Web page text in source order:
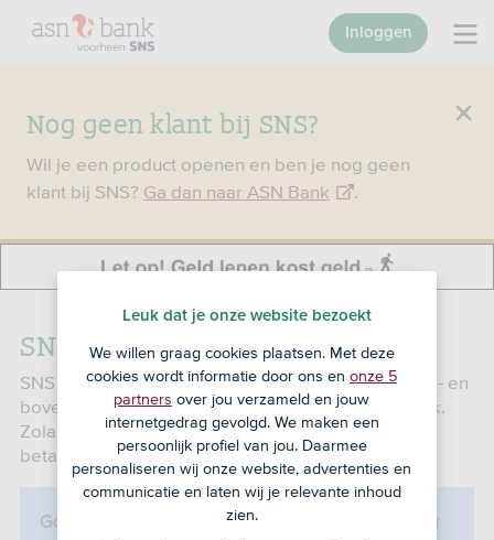
Nog geen klant bij SNS?
Wil je een product openen en ben je nog geen
klant bij SNS? Ga dan naar ASN Bank .
Inloggen
SNS Stabielrente
SNS Stabielrente is een soort rente met een onder- en
bovengrens voor de hele looptijd van je hypotheek.
Zolang de actuele rente binnen deze grenzen zit,
betaal je de afgesproken rente.
Goed om te weten:
Je kunt SNS Stabielrente niet
Leuk dat je onze website bezoekt
We willen graag cookies plaatsen. Met deze
cookies wordt informatie door ons en onze 5
partners over jou verzameld en jouw
internetgedrag gevolgd. We maken een
persoonlijk profiel van jou. Daarmee
personaliseren wij onze website, advertenties en
communicatie en laten wij je relevante inhoud
zien.